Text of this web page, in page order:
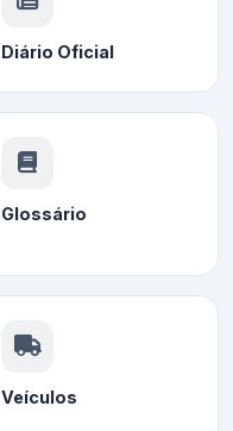
Diário Oficial
Glossário
Veículos